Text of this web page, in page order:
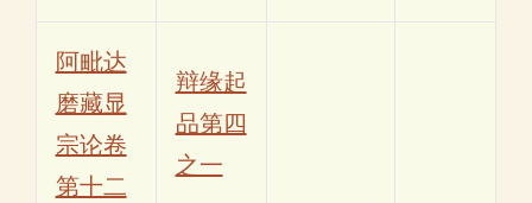
阿毗达
磨藏显
宗论卷
第十二
辩缘起
品第四
之一